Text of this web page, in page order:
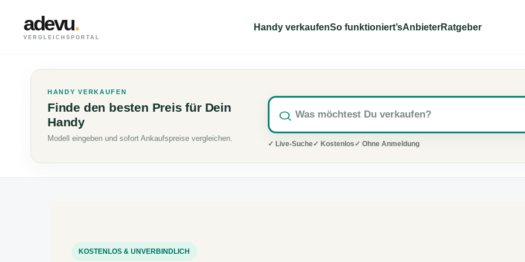
adevu.
VERGLEICHSPORTAL
Handy verkaufenSo funktioniert’sAnbieterRatgeber
HANDY VERKAUFEN
Finde den besten Preis für Dein
Handy
Modell eingeben und sofort Ankaufspreise vergleichen.
✓ Live-Suche✓ Kostenlos ✓ Ohne Anmeldung
KOSTENLOS & UNVERBINDLICH